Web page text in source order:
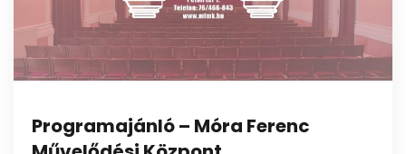
Programajánló – Móra Ferenc